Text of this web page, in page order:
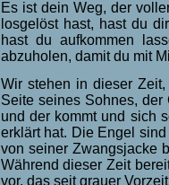
Es ist dein Weg, der
losgelöst hast, hast du
hast du aufkommen
abzuholen, damit du mit
Wir stehen in dieser
Seite seines Sohnes,
und der kommt und sich
erklärt hat. Die Engel
von seiner Zwangsjacke
Während dieser Zeit
vor, das seit grauer